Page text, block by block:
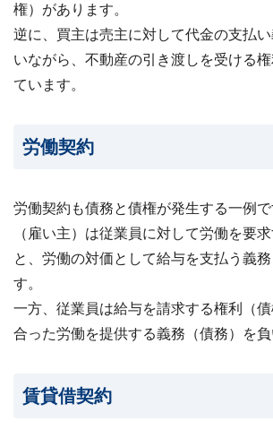
権）があります。
逆に、買主は売主に対して代金の支払
いながら、不動産の引き渡しを受ける
ています。
労働契約
労働契約も債務と債権が発生する一例
（雇い主）は従業員に対して労働を要
と、労働の対価として給与を支払う義
す。
一方、従業員は給与を請求する権利（
合った労働を提供する義務（債務）を負
賃貸借契約